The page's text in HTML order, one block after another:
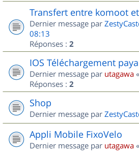
Transfert entre komoot
Dernier message par
08:13
Réponses : 2
IOS Téléchargement
Dernier message par utagawa «
Réponses : 2
Shop
Dernier message par
Appli Mobile FixoVelo
Dernier message par utagawa «